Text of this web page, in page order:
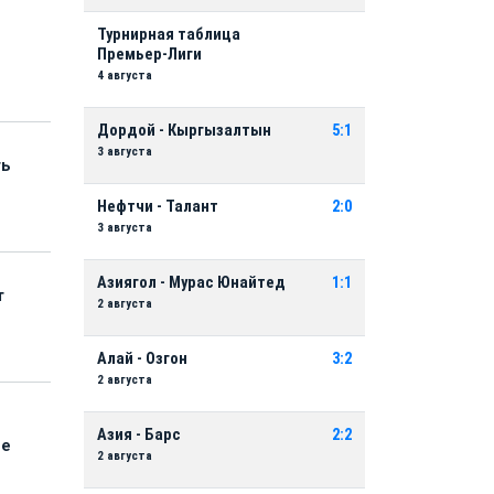
Турнирная таблица
Премьер-Лиги
4 августа
Дордой - Кыргызалтын
3 августа
5:1
Нефтчи - Талант
3 августа
2:0
Азиягол - Мурас Юнайтед
2 августа
1:1
Алай - Озгон
2 августа
3:2
Азия - Барс
2 августа
2:2